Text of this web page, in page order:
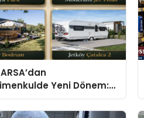
Yeni Dönem:
Yaşam ve Yatırım
Bir Arada